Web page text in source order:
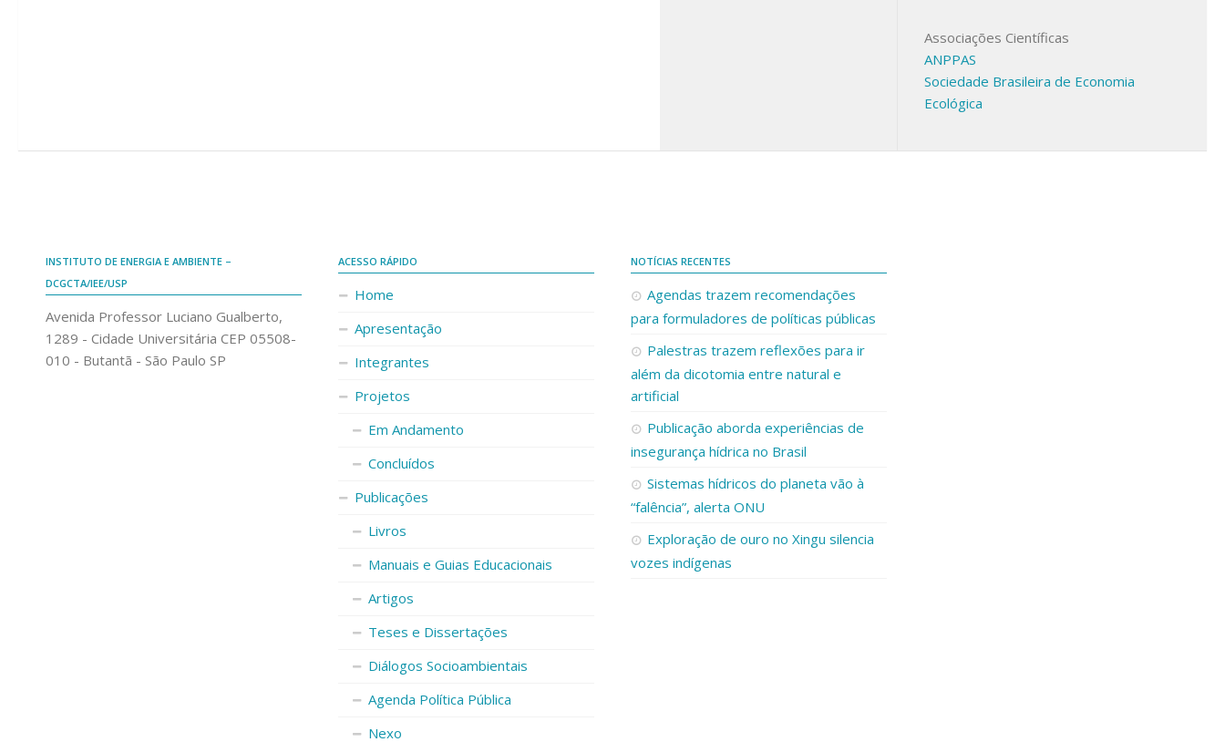
Associações Científicas
ANPPAS
Sociedade Brasileira de Economia
Ecológica
INSTITUTO DE ENERGIA E AMBIENTE –
DCGCTA/IEE/USP
Avenida Professor Luciano Gualberto,
1289 - Cidade Universitária CEP 05508-
010 - Butantã - São Paulo SP
ACESSO RÁPIDO
Home
Apresentação
Integrantes
Projetos
Em Andamento
Concluídos
Publicações
Livros
Manuais e Guias Educacionais
Artigos
Teses e Dissertações
Diálogos Socioambientais
Agenda Política Pública
Nexo
NOTÍCIAS RECENTES
Agendas trazem recomendações
para formuladores de políticas públicas
Palestras trazem reflexões para ir
além da dicotomia entre natural e
artificial
Publicação aborda experiências de
insegurança hídrica no Brasil
Sistemas hídricos do planeta vão à
“falência”, alerta ONU
Exploração de ouro no Xingu silencia
vozes indígenas